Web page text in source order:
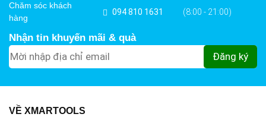
Chăm sóc khách
hàng
094 810 1631 (8:00 - 21:00)
Nhận tin khuyến mãi & quà
VỀ XMARTOOLS